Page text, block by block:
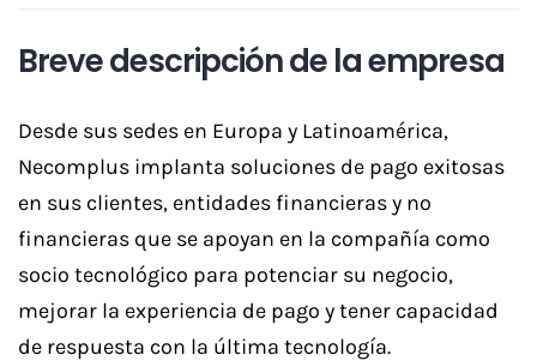
Breve descripción de la empresa
Desde sus sedes en Europa y Latinoamérica,
Necomplus implanta soluciones de pago exitosas
en sus clientes, entidades financieras y no
financieras que se apoyan en la compañía como
socio tecnológico para potenciar su negocio,
mejorar la experiencia de pago y tener capacidad
de respuesta con la última tecnología.